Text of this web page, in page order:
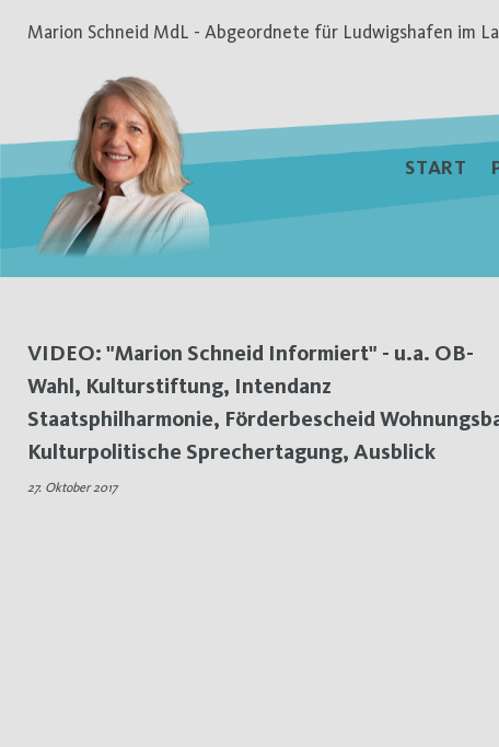
Inhalt
Marion Schneid MdL - Abgeordnete für Ludwigshafen im
START
Schlagwort:
Kulturstiftung
VIDEO: "Marion Schneid Informiert" - u.a. OB-
Wahl, Kulturstiftung, Intendanz
Staatsphilharmonie, Förderbescheid
Kulturpolitische Sprechertagung, Ausblick
27. Oktober 2017